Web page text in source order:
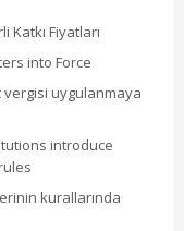
Katkı Fiyatları
into Force
uygulanmaya
introduce
kurallarında